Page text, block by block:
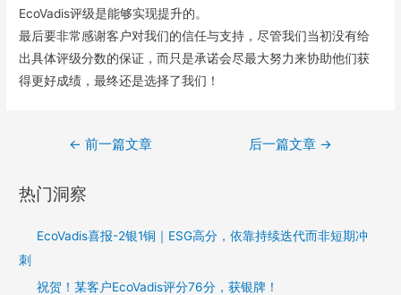
EcoVadis评级是能够实现提升的。
最后要非常感谢客户对我们的信任与支持，尽管我们当初没有给
出具体评级分数的保证，而只是承诺会尽最大努力来协助他们获
得更好成绩，最终还是选择了我们！
← 前一篇文章 后一篇文章 →
热门洞察
EcoVadis喜报-2银1铜｜ESG高分，依靠持续迭代而非短期冲
刺
祝贺！某客户EcoVadis评分76分，获银牌！